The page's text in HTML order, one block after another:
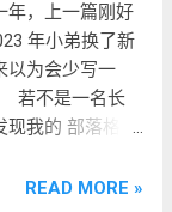
年，上一篇刚好
年小弟换了新
以为会少写一
若不是一名长
现我的 部落格已
文章的朋友可以
READ MORE »